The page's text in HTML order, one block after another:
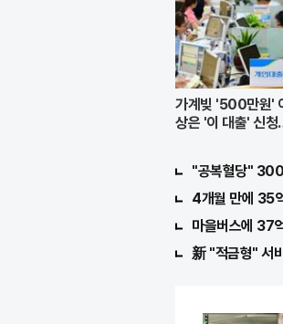
가계빚 '500만원'
상은 '이 대출' 신청
"공복혈당" 300
4개월 만에 35
마을버스에 37
新 "적금형" 서